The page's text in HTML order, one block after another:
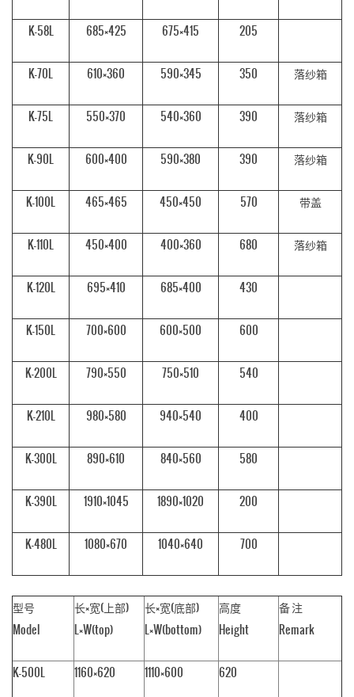
K-58L 685×425 675×415 205
K-70L 610×360 590×345 350 落纱箱
K-75L 550×370 540×360 390 落纱箱
K-90L 600×400 590×380 390 落纱箱
K-100L 465×465 450×450 570 带盖
K-110L 450×400 400×360 680 落纱箱
K-120L 695×410 685×400 430
K-150L 700×600 600×500 600
K-200L 790×550 750×510 540
K-210L 980×580 940×540 400
K-300L 890×610 840×560 580
K-390L 1910×1045 1890×1020 200
K-480L 1080×670 1040×640 700
型号
Model
长×宽(上部)
L×W(top)
长×宽(底部)
L×W(bottom)
高度
Height
备 注
Remark
K-500L 1160×620 1110×600 620